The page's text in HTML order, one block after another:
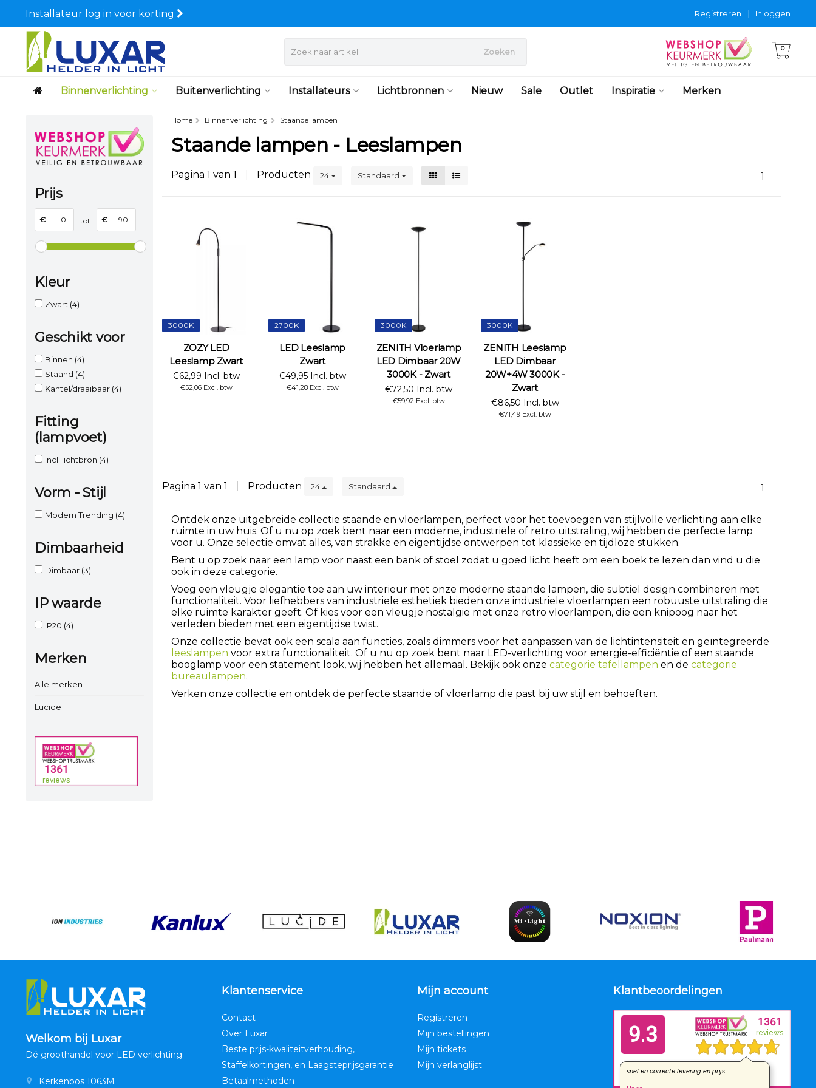
Installateur log in voor korting Inloggen
|
Registreren
Zoeken 0
Binnenverlichting Buitenverlichting Installateurs Lichtbronnen Nieuw Sale Outlet Inspiratie Merken
Prijs
€ tot €
Kleur
Zwart (4)
Geschikt voor
Binnen (4)
Staand (4)
Kantel/draaibaar (4)
Fitting
(lampvoet)
Incl. lichtbron (4)
Vorm - Stijl
Modern Trending (4)
Dimbaarheid
Dimbaar (3)
IP waarde
IP20 (4)
Merken
Alle merken
Lucide
Home Binnenverlichting Staande lampen
Staande lampen - Leeslampen
Pagina 1 van 1 Producten 24 Standaard 1
3000K
ZOZY LED
Leeslamp Zwart
€62,99 Incl. btw
€52,06 Excl. btw
2700K
LED Leeslamp
Zwart
€49,95 Incl. btw
€41,28 Excl. btw
3000K
ZENITH Vloerlamp
LED Dimbaar 20W
3000K - Zwart
€72,50 Incl. btw
€59,92 Excl. btw
3000K
ZENITH Leeslamp
LED Dimbaar
20W+4W 3000K -
Zwart
€86,50 Incl. btw
€71,49 Excl. btw
Pagina 1 van 1 Producten 24 Standaard 1
Ontdek onze uitgebreide collectie staande en vloerlampen, perfect voor het toevoegen van stijlvolle verlichting aan elke
ruimte in uw huis. Of u nu op zoek bent naar een moderne, industriële of retro uitstraling, wij hebben de perfecte lamp
voor u. Onze selectie omvat alles, van strakke en eigentijdse ontwerpen tot klassieke en tijdloze stukken.
Bent u op zoek naar een lamp voor naast een bank of stoel zodat u goed licht heeft om een boek te lezen dan vind u die
ook in deze categorie.
Voeg een vleugje elegantie toe aan uw interieur met onze moderne staande lampen, die subtiel design combineren met
functionaliteit. Voor liefhebbers van industriële esthetiek bieden onze industriële vloerlampen een robuuste uitstraling die
elke ruimte karakter geeft. Of kies voor een vleugje nostalgie met onze retro vloerlampen, die een knipoog naar het
verleden bieden met een eigentijdse twist.
Onze collectie bevat ook een scala aan functies, zoals dimmers voor het aanpassen van de lichtintensiteit en geïntegreerde
leeslampen voor extra functionaliteit. Of u nu op zoek bent naar LED-verlichting voor energie-efficiëntie of een staande
booglamp voor een statement look, wij hebben het allemaal. Bekijk ook onze categorie tafellampen en de categorie
bureaulampen.
Verken onze collectie en ontdek de perfecte staande of vloerlamp die past bij uw stijl en behoeften.
Welkom bij Luxar
Dé groothandel voor LED verlichting
Kerkenbos 1063M
Klantenservice
Contact
Over Luxar
Beste prijs-kwaliteitverhouding,
Staffelkortingen, en Laagsteprijsgarantie
Betaalmethoden
Mijn account
Registreren
Mijn bestellingen
Mijn tickets
Mijn verlanglijst
Klantbeoordelingen